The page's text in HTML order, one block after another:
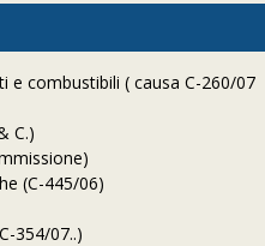
e combustibili ( causa C-260/07
C.)
(C-445/06)
354/07..)